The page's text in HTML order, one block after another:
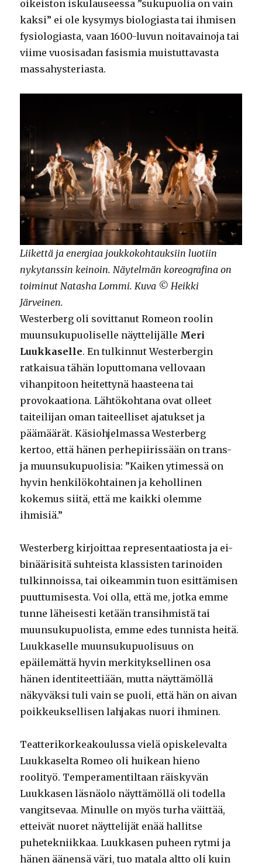
oikeiston iskulauseessa ”sukupuolia on vain
kaksi” ei ole kysymys biologiasta tai ihmisen
fysiologiasta, vaan 1600-luvun noitavainoja tai
viime vuosisadan fasismia muistuttavasta
massahysteriasta.
Liikettä ja energiaa joukkokohtauksiin luotiin
nykytanssin keinoin. Näytelmän koreografina on
toiminut Natasha Lommi. Kuva © Heikki
Järveinen.
Westerberg oli sovittanut Romeon roolin
muunsukupuoliselle näyttelijälle Meri
Luukkaselle. En tulkinnut Westerbergin
ratkaisua tähän loputtomana vellovaan
vihanpitoon heitettynä haasteena tai
provokaationa. Lähtökohtana ovat olleet
taiteilijan oman taiteelliset ajatukset ja
päämäärät. Käsiohjelmassa Westerberg
kertoo, että hänen perhepiirissään on trans-
ja muunsukupuolisia: ”Kaiken ytimessä on
hyvin henkilökohtainen ja kehollinen
kokemus siitä, että me kaikki olemme
ihmisiä.”
Westerberg kirjoittaa representaatiosta ja ei-
binäärisitä suhteista klassisten tarinoiden
tulkinnoissa, tai oikeammin tuon esittämisen
puuttumisesta. Voi olla, että me, jotka emme
tunne läheisesti ketään transihmistä tai
muunsukupuolista, emme edes tunnista heitä.
Luukkaselle muunsukupuolisuus on
epäilemättä hyvin merkityksellinen osa
hänen identiteettiään, mutta näyttämöllä
näkyväksi tuli vain se puoli, että hän on aivan
poikkeuksellisen lahjakas nuori ihminen.
Teatterikorkeakoulussa vielä opiskelevalta
Luukkaselta Romeo oli huikean hieno
roolityö. Temperamentiltaan räiskyvän
Luukkasen läsnäolo näyttämöllä oli todella
vangitsevaa. Minulle on myös turha väittää,
etteivät nuoret näyttelijät enää hallitse
puhetekniikkaa. Luukkasen puheen rytmi ja
hänen äänensä väri, tuo matala altto oli kuin